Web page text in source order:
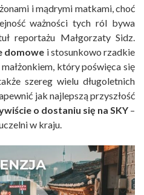
i mądrymi matkami, choć
ważności tych ról bywa
reportażu Małgorzaty Sidz.
domowe i stosunkowo rzadkie
który poświęca się
szereg wielu długoletnich
jak najlepszą przyszłość
o dostaniu się na SKY –
w kraju.